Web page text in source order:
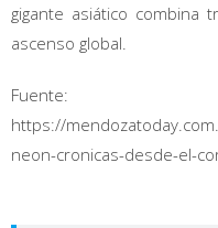
gigante asiático combina
ascenso global.
Fuente:
https://
neon-cronicas-desde-el-